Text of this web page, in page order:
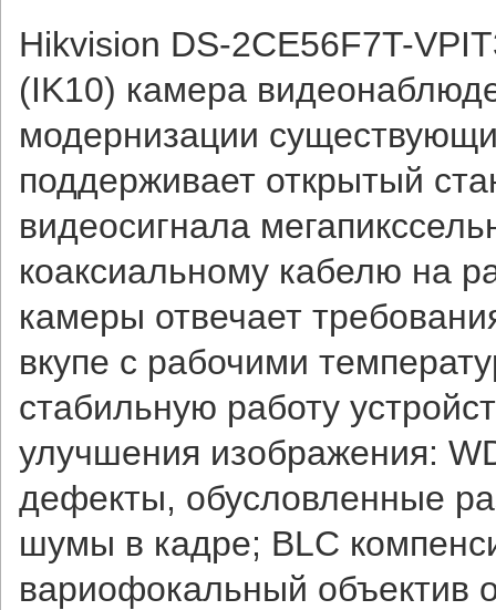
Hikvision DS-2CE56F7T-
(IK10) камера
модернизации
поддерживает открытый
видеосигнала
коаксиальному кабелю на
камеры отвечает
вкупе с рабочими
стабильную работу
улучшения изображения:
дефекты, обусловленные
шумы в кадре; BLC
вариофокальный объектив